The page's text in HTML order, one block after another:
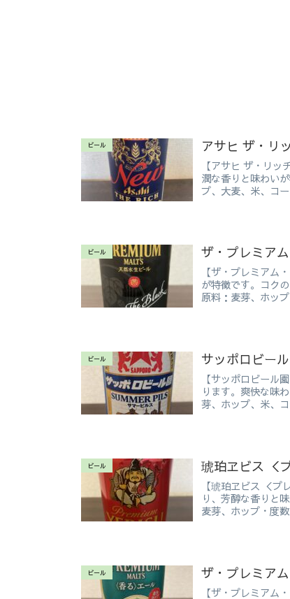
ビール アサヒ ザ・リ
【アサヒ ザ・リ
潤な香りと味わい
プ、大麦、米、コ
ビール ザ・プレミア
【ザ・プレミアム
が特徴です。コク
原料：麦芽、ホッ
ビール サッポロビー
【サッポロビール
ります。爽快な味
芽、ホップ、米、
ビール 琥珀ヱビス ＜
【琥珀ヱビス ＜
り、芳醇な香りと
麦芽、ホップ・度
ビール ザ・プレミア
【ザ・プレミアム